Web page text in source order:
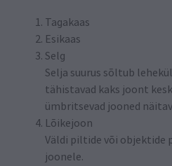
Tagakaas
Esikaas
Selg
Selja suurus sõltub
tähistavad kaks joont
ümbritsevad jooned
Lõikejoon
Väldi piltide või objektide
joonele.